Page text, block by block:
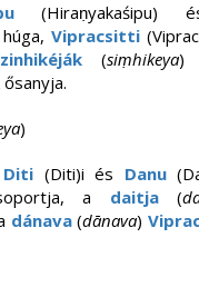
(Hiraṇyakaśipu)
Vipracsitti
(siṃhikeya)
)
Diti (Diti)i és Danu
a daitja(
dánava(dānava)